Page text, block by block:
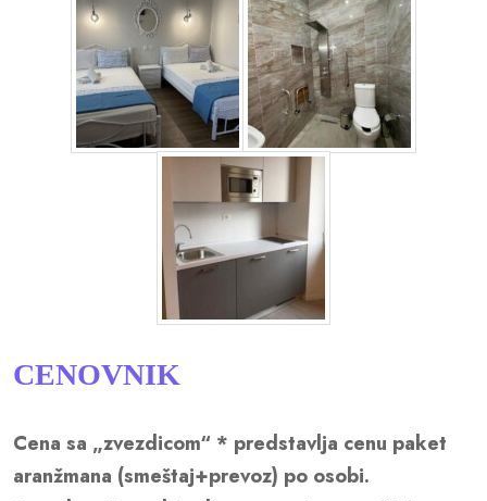
CENOVNIK
Cena sa „zvezdicom“ * predstavlja cenu paket
aranžmana (smeštaj+prevoz) po osobi.